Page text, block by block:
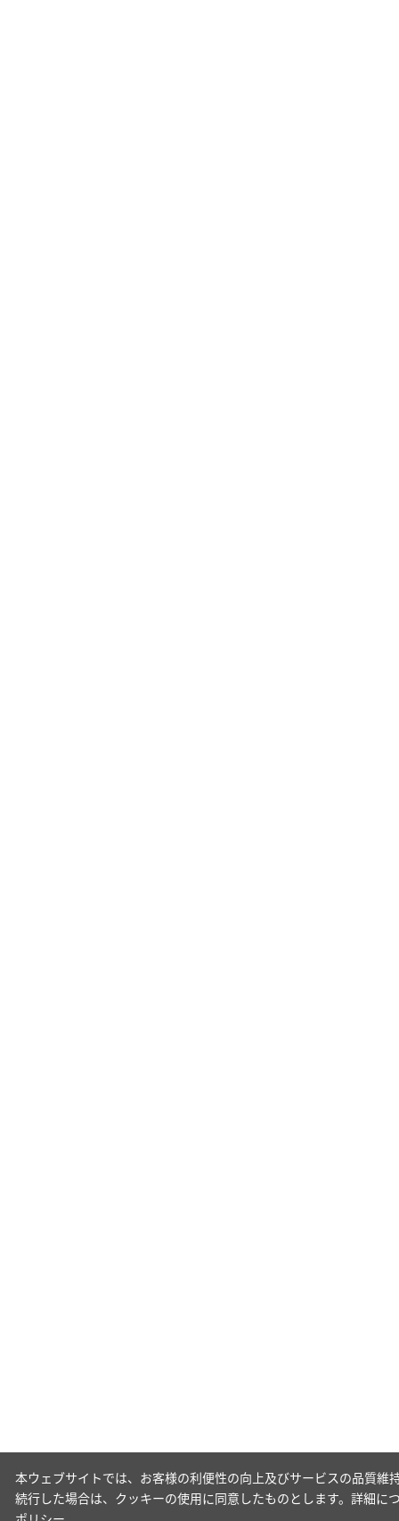
本ウェブサイトでは、お客様の利便性の向上及びサービスの品質
続行した場合は、クッキーの使用に同意したものとします。詳細